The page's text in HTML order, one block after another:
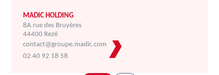
MADIC HOLDING
8A rue des Bruyères
44400 Rezé
contact@groupe.madic.com
02 40 92 18 58